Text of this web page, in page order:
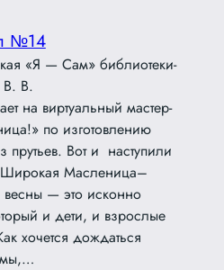
№14
«Я — Сам» библиотеки-
В.
на виртуальный мастер-
по изготовлению
Вот и наступили
Масленица–
— это исконно
и дети, и взрослые
хочется дождаться